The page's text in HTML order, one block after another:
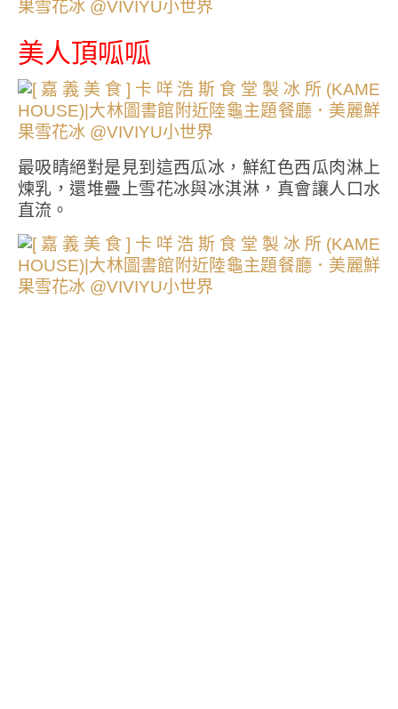
美人頂呱呱
最吸睛絕對是見到這西瓜冰，鮮紅色西瓜肉淋上
煉乳，還堆疊上雪花冰與冰淇淋，真會讓人口水
直流。